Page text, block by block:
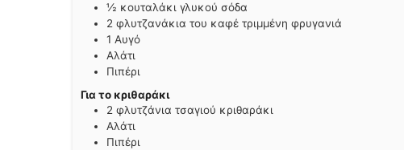
½ κουταλάκι γλυκού σόδα
2 φλυτζανάκια του καφέ τριμμένη φρυγανιά
1 Αυγό
Αλάτι
Πιπέρι
Για το κριθαράκι
2 φλυτζάνια τσαγιού κριθαράκι
Αλάτι
Πιπέρι